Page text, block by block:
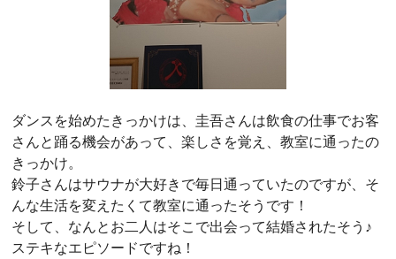
ダンスを始めたきっかけは、圭吾さんは飲食の仕事でお客
さんと踊る機会があって、楽しさを覚え、教室に通ったの
きっかけ。
鈴子さんはサウナが大好きで毎日通っていたのですが、そ
んな生活を変えたくて教室に通ったそうです！
そして、なんとお二人はそこで出会って結婚されたそう♪
ステキなエピソードですね！